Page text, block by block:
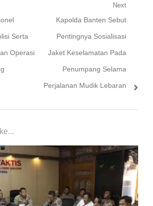
Serta
Operasi
Next
Next
post:
Kapolda Banten Sebut
Pentingnya Sosialisasi
Jaket Keselamatan Pada
Penumpang Selama
Perjalanan Mudik Lebaran